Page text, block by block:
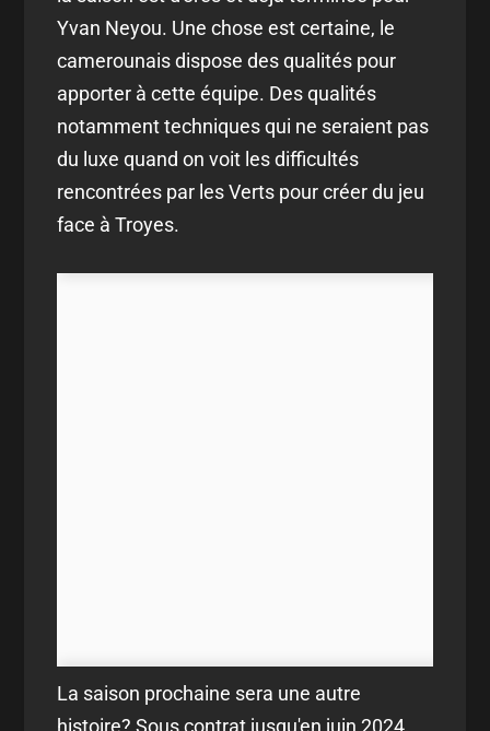
Yvan Neyou. Une chose est certaine, le
camerounais dispose des qualités pour
apporter à cette équipe. Des qualités
notamment techniques qui ne seraient pas
du luxe quand on voit les difficultés
rencontrées par les Verts pour créer du jeu
face à Troyes.
La saison prochaine sera une autre
histoire? Sous contrat jusqu'en juin 2024,